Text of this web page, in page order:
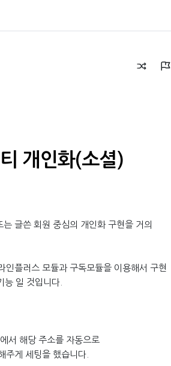
개인화(소셜)
글쓴 회원 중심의 개인화 구현을 거의
인플러스 모듈과 구독모듈을 이용해서 구현
능 일 것입니다.
서 해당 주소를 자동으로
게 세팅을 했습니다.